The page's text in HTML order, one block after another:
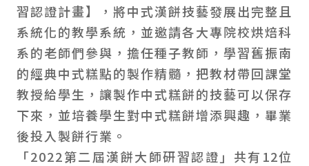
習認證計畫】，將中式漢餅技藝發展出完整且
系統化的教學系統，並邀請各大專院校烘焙科
系的老師們參與，擔任種子教師，學習舊振南
的經典中式糕點的製作精髓，把教材帶回課堂
教授給學生，讓製作中式糕餅的技藝可以保存
下來，並培養學生對中式糕餅增添興趣，畢業
後投入製餅行業。
「2022第二屆漢餅大師研習認證」共有12位